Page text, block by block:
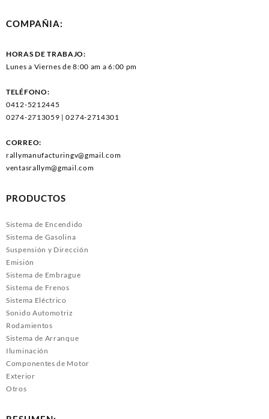
COMPAÑIA:
HORAS DE TRABAJO:
Lunes a Viernes de 8:00 am a 6:00 pm
TELÉFONO:
0412-5212445
0274-2713059 | 0274-2714301
CORREO:
rallymanufacturingv@gmail.com
ventasrallym@gmail.com
PRODUCTOS
Sistema de Encendido
Sistema de Gasolina
Suspensión y Dirección
Emisión
Sistema de Embrague
Sistema de Frenos
Sistema Eléctrico
Sonido Automotriz
Rodamientos
Sistema de Arranque
Iluminación
Componentes de Motor
Exterior
Otros